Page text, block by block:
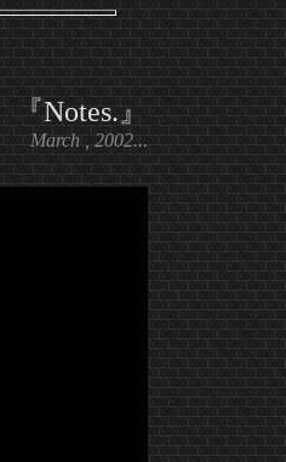
『Notes.』
March , 2002...